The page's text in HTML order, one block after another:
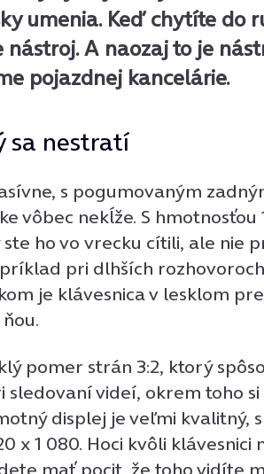
umenia. Keď chytíte do
nástroj. A naozaj to je
pojazdnej kancelárie.
sa nestratí
s pogumovaným
vôbec nekĺže. S
ho vo vrecku cítili, ale nie
pri dlhších
je klávesnica v lesklom
pomer strán 3:2, ktorý
sledovaní videí, okrem toho
displej je veľmi kvalitný,
x 1 080. Hoci kvôli